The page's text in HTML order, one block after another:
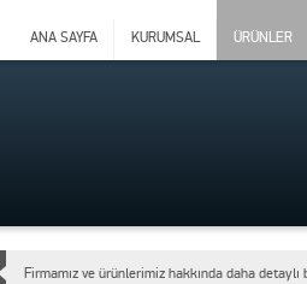
ANA SAYFA KURUMSAL ÜRÜNLER
Firmamız ve ürünlerimiz hakkında daha